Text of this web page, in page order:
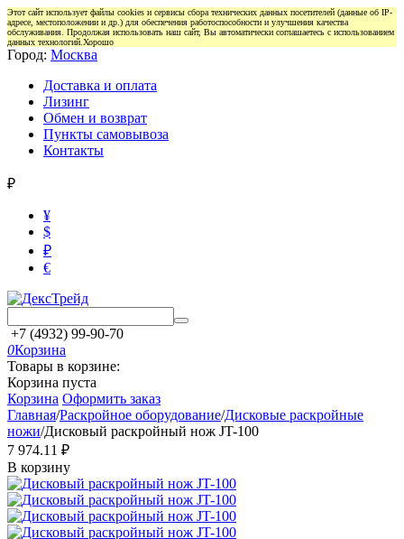
Этот сайт использует файлы cookies и сервисы сбора технических данных посетителей (данные об IP-
адресе, местоположении и др.) для обеспечения работоспособности и улучшения качества
обслуживания. Продолжая использовать наш сайт, Вы автоматически соглашаетесь с использованием
данных технологий. Хорошо
Город: Москва
Доставка и оплата
Лизинг
Обмен и возврат
Пункты самовывоза
Контакты
₽
¥
$
₽
€
+7 (4932) 99-90-70
0Корзина
Товары в корзине:
Корзина пуста
Корзина Оформить заказ
Главная/Раскройное оборудование/Дисковые раскройные
ножи/Дисковый раскройный нож JT-100
7 974.11 ₽
В корзину